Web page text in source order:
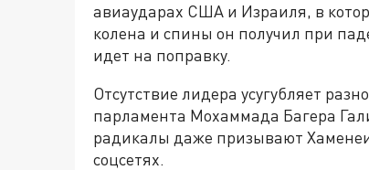
авиаударах США и Израиля, в
колена и спины он получил при
идет на поправку.
Отсутствие лидера усугубляет
парламента Мохаммада Багера
радикалы даже призывают
соцсетях.